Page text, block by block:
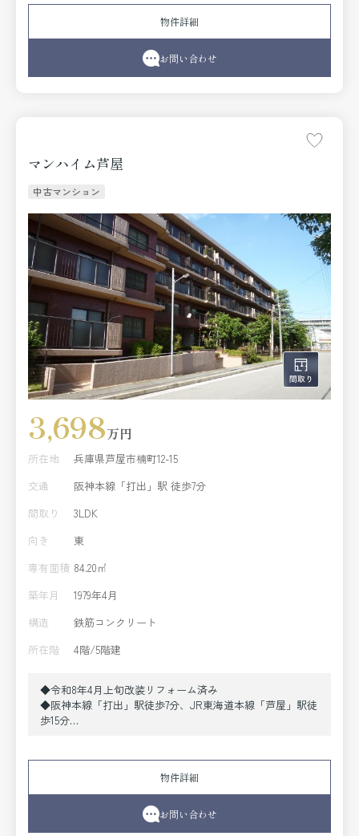
◎南・北両面バルコニーにつき通風良好
◎三井不動産(株)旧分譲マンション
物件詳細
お問い合わせ
マンハイム芦屋
中古マンション
3,698万円
所在地
兵庫県芦屋市楠町12-15
交通
阪神本線「打出」駅 徒歩7分
間取り
3LDK
向き
東
専有面積 84.20㎡
築年月
1979年4月
構造
鉄筋コンクリート
所在階
4階/5階建
◆令和8年4月上旬改装リフォーム済み
◆阪神本線「打出」駅徒歩7分、JR東海道本線「芦屋」駅徒
歩15分
物件詳細
お問い合わせ